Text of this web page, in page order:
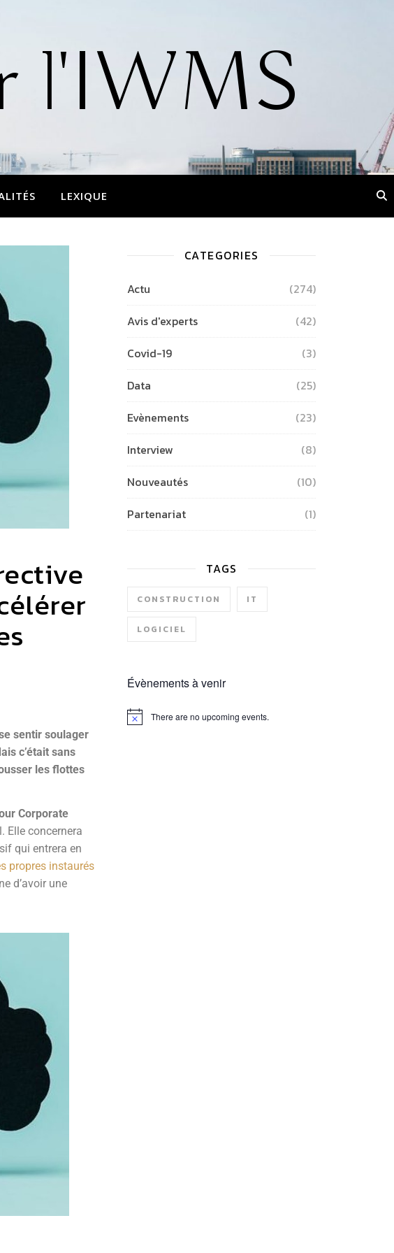
l'IWMS
LEXIQUE
sentir soulager
c’était sans
les flottes
Corporate
Elle concernera
qui entrera en
propres instaurés
d’avoir une
CATEGORIES
Actu
(274)
Avis d'experts
(42)
Covid-19
(3)
Data
(25)
Evènements
(23)
Interview
(8)
Nouveautés
(10)
Partenariat
(1)
TAGS
CONSTRUCTION IT
LOGICIEL
Évènements à venir
Notice There are no upcoming events.